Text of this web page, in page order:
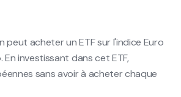
acheter un ETF sur l'indice Euro
investissant dans cet ETF,
sans avoir à acheter chaque